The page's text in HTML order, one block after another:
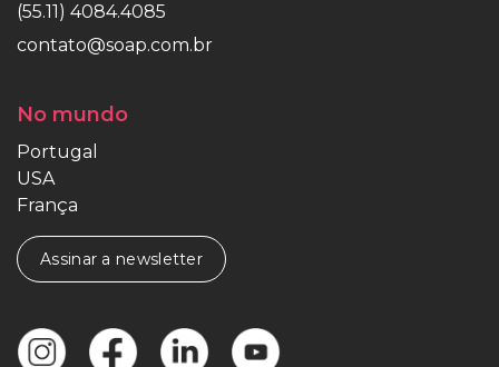
(55.11) 4084.4085
contato@soap.com.br
No mundo
Portugal
USA
França
Assinar a newsletter